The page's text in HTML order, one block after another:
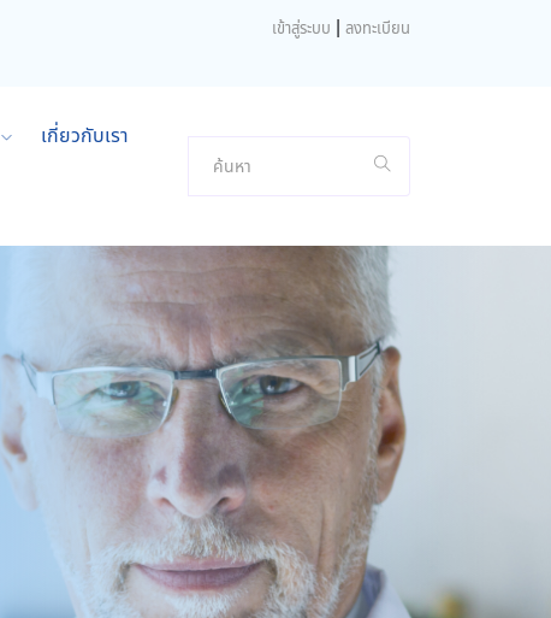
เข้าสู่ระบบ | ลงทะเบียน
เกี่ยวกับเรา